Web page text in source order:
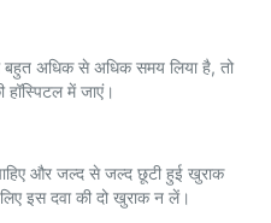
अधिक से अधिक समय लिया है, तो
में जाएं।
और जल्द से जल्द छूटी हुई खुराक
इस दवा की दो खुराक न लें।